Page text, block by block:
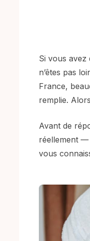
Si vous avez
n’êtes pas
France,
remplie.
Avant de
réellement —
vous